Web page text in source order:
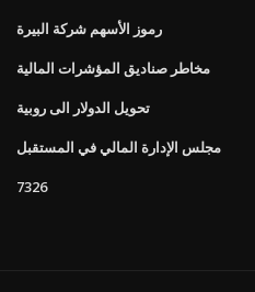
رموز الأسهم شركة البيرة
مخاطر صناديق المؤشرات المالية
تحويل الدولار الى روبية
مجلس الإدارة المالي في المستقبل
7326